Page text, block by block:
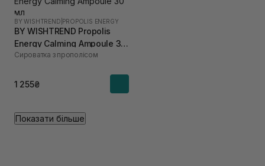
BY WISHTREND PROPOLIS ENERGY
BY WISHTREND Propolis
Energy Calming Ampoule 30
мл
Сироватка з прополісом
1 255₴
Показати більше